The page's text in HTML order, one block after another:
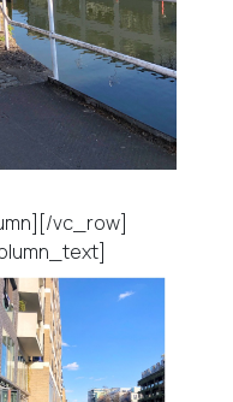
vc_row]